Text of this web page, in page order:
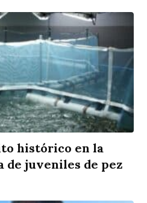
histórico en la
de juveniles de pez